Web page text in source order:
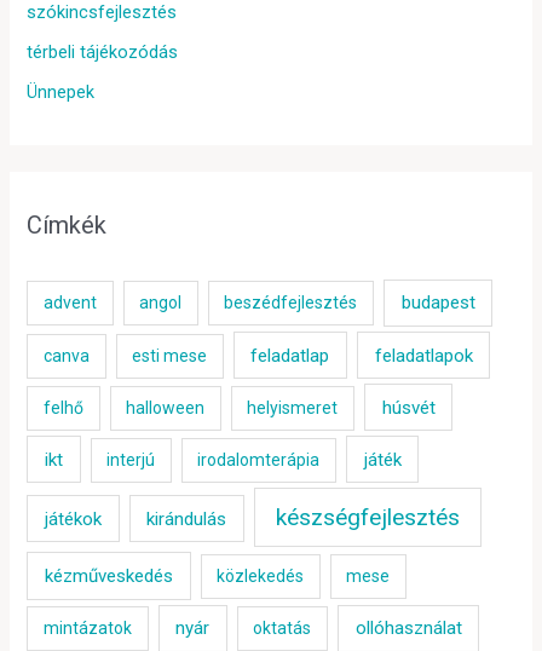
szókincsfejlesztés
térbeli tájékozódás
Ünnepek
Címkék
advent angol beszédfejlesztés budapest
canva esti mese feladatlap feladatlapok
felhő halloween helyismeret húsvét
ikt interjú irodalomterápia játék
játékok kirándulás készségfejlesztés
kézműveskedés közlekedés mese
mintázatok nyár oktatás ollóhasználat